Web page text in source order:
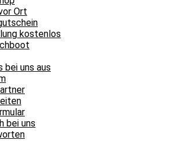
Ort
kostenlos
bei uns aus
bei uns